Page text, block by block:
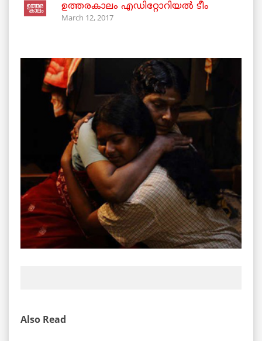
ഉത്തരകാലം എഡിറ്റോറിയല്‍ ടീം
March 12, 2017
Also Read